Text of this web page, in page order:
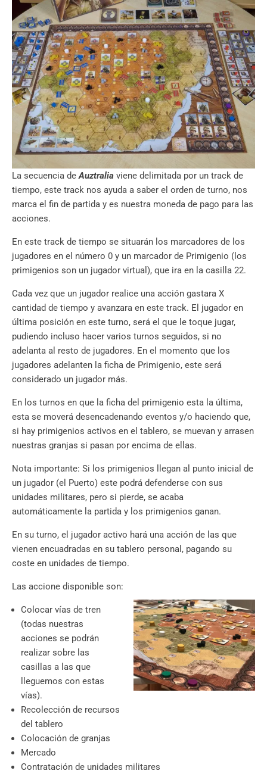
La secuencia deAuztralia viene delimitada por un track de
tiempo, este track nos ayuda a saber el orden de turno, nos
marca el fin de partida y es nuestra moneda de pago para las
acciones.
En este track de tiempo se situarán los marcadores de los
jugadores en el número 0 y un marcador de Primigenio (los
primigenios son un jugador virtual), que ira en la casilla 22.
Cada vez que un jugador realice una acción gastara X
cantidad de tiempo y avanzara en este track. El jugador en
última posición en este turno, será el que le toque jugar,
pudiendo incluso hacer varios turnos seguidos, si no
adelanta al resto de jugadores. En el momento que los
jugadores adelanten la ficha de Primigenio, este será
considerado un jugador más.
En los turnos en que la ficha del primigenio esta la última,
esta se moverá desencadenando eventos y/o haciendo que,
si hay primigenios activos en el tablero, se muevan y arrasen
nuestras granjas si pasan por encima de ellas.
Nota importante: Si los primigenios llegan al punto inicial de
un jugador (el Puerto) este podrá defenderse con sus
unidades militares, pero si pierde, se acaba
automáticamente la partida y los primigenios ganan.
En su turno, el jugador activo hará una acción de las que
vienen encuadradas en su tablero personal, pagando su
coste en unidades de tiempo.
Las accione disponible son:
Colocar vías de tren
(todas nuestras
acciones se podrán
realizar sobre las
casillas a las que
lleguemos con estas
vías).
Recolección de recursos
del tablero
Colocación de granjas
Mercado
Contratación de unidades militares